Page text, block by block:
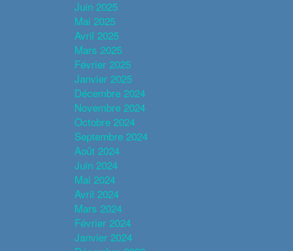
Juin 2025
Mai 2025
Avril 2025
Mars 2025
Février 2025
Janvier 2025
Décembre 2024
Novembre 2024
Octobre 2024
Septembre 2024
Août 2024
Juin 2024
Mai 2024
Avril 2024
Mars 2024
Février 2024
Janvier 2024